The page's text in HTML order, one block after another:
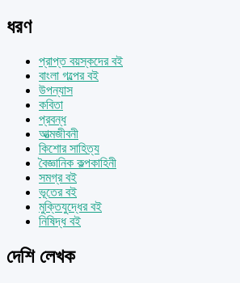
ধরণ
প্রাপ্ত বয়স্কদের বই
বাংলা গল্পের বই
উপন্যাস
কবিতা
প্রবন্ধ
আত্মজীবনী
কিশোর সাহিত্য
বৈজ্ঞানিক কল্পকাহিনী
সমগ্র বই
ভূতের বই
মুক্তিযুদ্ধের বই
নিষিদ্ধ বই
দেশি লেখক